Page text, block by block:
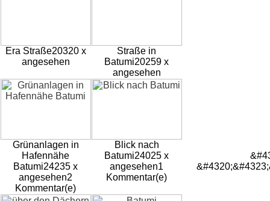
Era Straße20320 x
angesehen
Straße in
Batumi20259 x
angesehen
Grünanlagen in
Hafennähe
Batumi24235 x
angesehen2
Kommentar(e)
Blick nach
Batumi24025 x
angesehen1
Kommentar(e)